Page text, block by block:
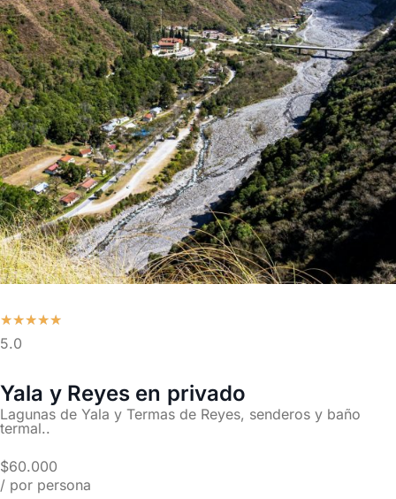
★★★★★
5.0
Yala y Reyes en privado
Lagunas de Yala y Termas de Reyes, senderos y baño
termal..
$60.000
/ por persona